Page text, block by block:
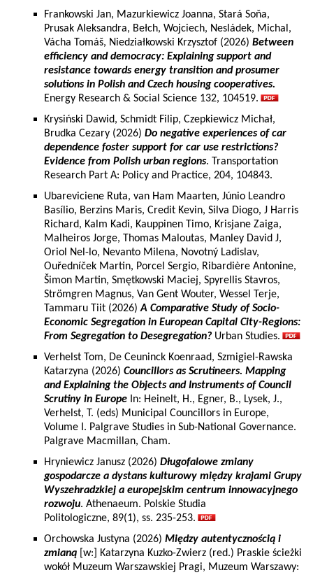
Frankowski Jan, Mazurkiewicz Joanna, Stará Soňa,
Prusak Aleksandra, Bełch, Wojciech, Nesládek, Michal,
Vácha Tomáš, Niedziałkowski Krzysztof (2026) Between
efficiency and democracy: Explaining support and
resistance towards energy transition and prosumer
solutions in Polish and Czech housing cooperatives.
Energy Research & Social Science 132, 104519.
Krysiński Dawid, Schmidt Filip, Czepkiewicz Michał,
Brudka Cezary (2026) Do negative experiences of car
dependence foster support for car use restrictions?
Evidence from Polish urban regions. Transportation
Research Part A: Policy and Practice, 204, 104843.
Ubareviciene Ruta, van Ham Maarten, Júnio Leandro
Basílio, Berzins Maris, Credit Kevin, Silva Diogo, J Harris
Richard, Kalm Kadi, Kauppinen Timo, Krisjane Zaiga,
Malheiros Jorge, Thomas Maloutas, Manley David J,
Oriol Nel-lo, Nevanto Milena, Novotný Ladislav,
Ouředníček Martin, Porcel Sergio, Ribardière Antonine,
Šimon Martin, Smętkowski Maciej, Spyrellis Stavros,
Strömgren Magnus, Van Gent Wouter, Wessel Terje,
Tammaru Tiit (2026)A Comparative Study of Socio-
Economic Segregation in European Capital City-Regions:
From Segregation to Desegregation? Urban Studies.
Verhelst Tom, De Ceuninck Koenraad, Szmigiel-Rawska
Katarzyna (2026) Councillors as Scrutineers. Mapping
and Explaining the Objects and Instruments of Council
Scrutiny in Europe In: Heinelt, H., Egner, B., Lysek, J.,
Verhelst, T. (eds) Municipal Councillors in Europe,
Volume I. Palgrave Studies in Sub-National Governance.
Palgrave Macmillan, Cham.
Hryniewicz Janusz (2026) Długofalowe zmiany
gospodarcze a dystans kulturowy między krajami Grupy
Wyszehradzkiej a europejskim centrum innowacyjnego
rozwoju. Athenaeum. Polskie Studia
Politologiczne, 89(1), ss. 235-253.
Orchowska Justyna (2026) Między autentycznością i
zmianą [w:] Katarzyna Kuzko-Zwierz (red.) Praskie ścieżki
wokół Muzeum Warszawskiej Pragi, Muzeum Warszawy: